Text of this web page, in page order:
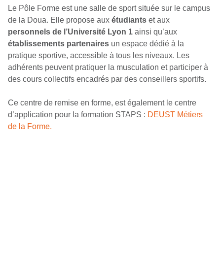
Le Pôle Forme est une salle de sport située sur le campus
de la Doua. Elle propose aux étudiants et aux
personnels de l’Université Lyon 1 ainsi qu’aux
établissements partenaires un espace dédié à la
pratique sportive, accessible à tous les niveaux. Les
adhérents peuvent pratiquer la musculation et participer à
des cours collectifs encadrés par des conseillers sportifs.
Ce centre de remise en forme, est également le centre
d’application pour la formation STAPS : DEUST Métiers
de la Forme.